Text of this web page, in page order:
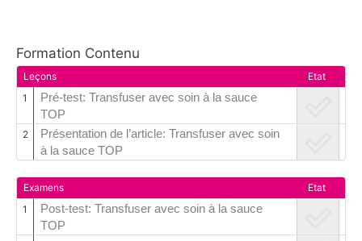
Formation Contenu
Leçons
Etat
1
Pré-test: Transfuser avec soin à la sauce
TOP
2
Présentation de l’article: Transfuser avec soin
à la sauce TOP
Examens
Etat
1
Post-test: Transfuser avec soin à la sauce
TOP